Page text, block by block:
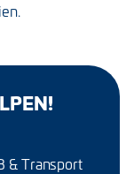
.
& Transport